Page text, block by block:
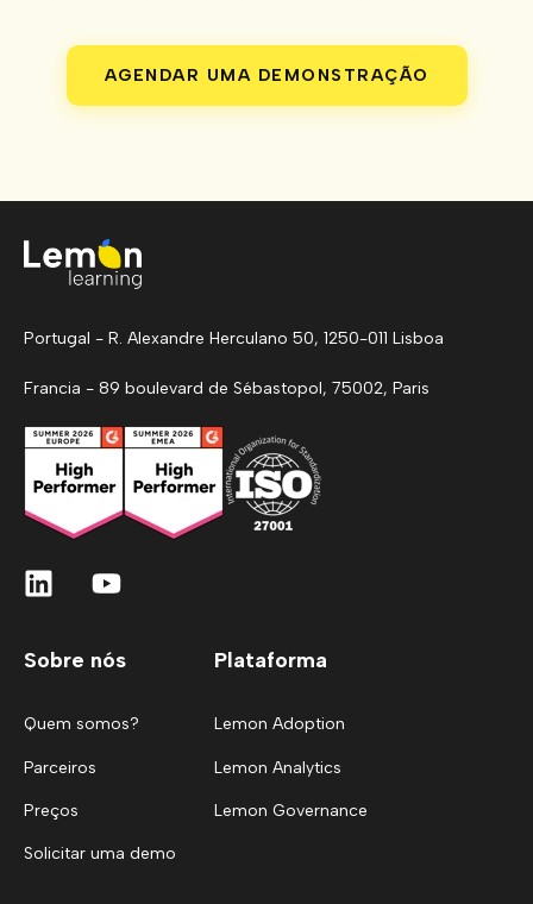
AGENDAR UMA DEMONSTRAÇÃO
Portugal - R. Alexandre Herculano 50, 1250-011 Lisboa
Francia - 89 boulevard de Sébastopol, 75002, Paris
Sobre nós
Quem somos?
Parceiros
Preços
Solicitar uma demo
Plataforma
Lemon Adoption
Lemon Analytics
Lemon Governance